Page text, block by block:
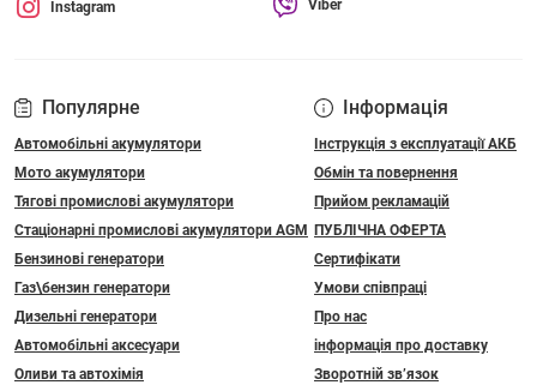
Популярне
Автомобільні акумулятори
Мото акумулятори
Тягові промислові акумулятори
Стаціонарні промислові акумулятори АGM
Бензинові генератори
Газ\бензин генератори
Дизельні генератори
Автомобільні аксесуари
Оливи та автохімія
Інформація
Інструкція з експлуатації АКБ
Обмін та повернення
Прийом рекламацій
ПУБЛІЧНА ОФЕРТА
Сертифікати
Умови співпраці
Про нас
інформація про доставку
Зворотній зв’язок
Instagram Viber